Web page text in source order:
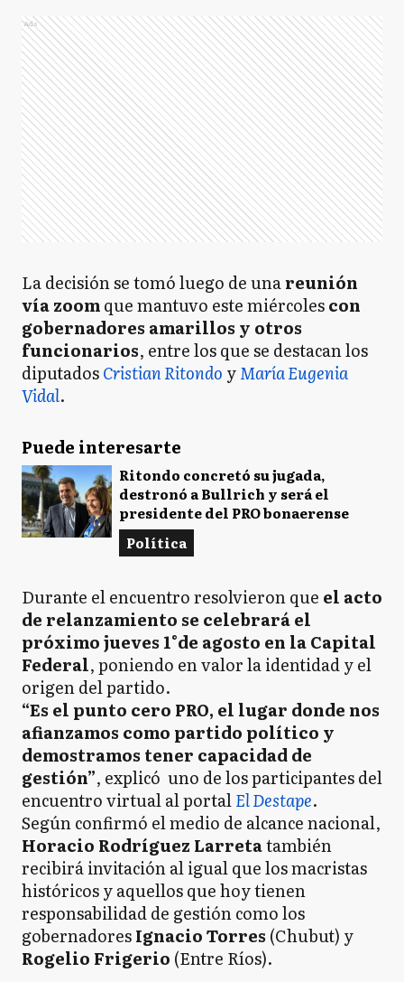
Ads
La decisión se tomó luego de unareunión
vía zoomque mantuvo este miércolescon
gobernadores amarillos y otros
funcionarios, entre los que se destacan los
diputadosCristian Ritondo yMaría Eugenia
Vidal.
Puede interesarte
Ritondo concretó su jugada,
destronó a Bullrich y será el
presidente del PRO bonaerense
Política
Durante el encuentro resolvieron que el acto
de relanzamiento se celebrará el
próximo jueves 1°de agosto en la Capital
Federal, poniendo en valor la identidad y el
origen del partido.
“Es el punto cero PRO, el lugar donde nos
afianzamos como partido político y
demostramos tener capacidad de
gestión”, explicó uno de los participantes del
encuentro virtual al portalEl Destape.
Según confirmó el medio de alcance nacional,
Horacio Rodríguez Larretatambién
recibirá invitación al igual que los macristas
históricos y aquellos que hoy tienen
responsabilidad de gestión como los
gobernadoresIgnacio Torres (Chubut) y
Rogelio Frigerio (Entre Ríos).